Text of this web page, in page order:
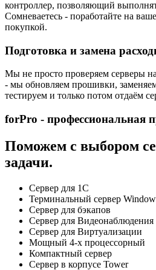
контроллер, позволяющий
Сомневаетесь - поработайте на
покупкой.
Подготовка и замена
Мы не просто проверяем серверы
- мы обновляем прошивки,
тестируем и только потом отдаём
forPro - профессиональная
Поможем с выбором
задачи.
Сервер для 1С
Терминальный сервер
Сервер для бэкапов
Сервер для Видеонаблюдения
Сервер для Виртуализации
Мощный 4-х процессорный
Компактный сервер
Сервер в корпусе Tower